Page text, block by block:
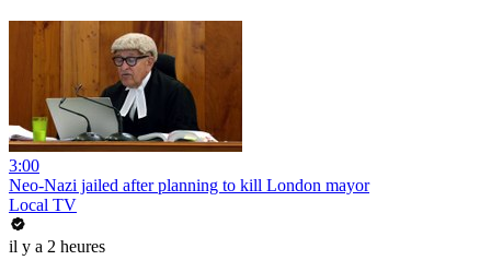
3:00
Neo-Nazi jailed after planning to kill London mayor
Local TV
il y a 2 heures